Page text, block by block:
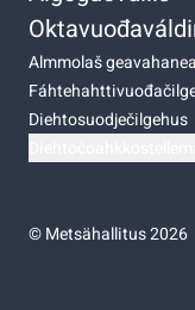
Almmolaš
Diehtosuodječilgehus
©Metsähallitus 2026